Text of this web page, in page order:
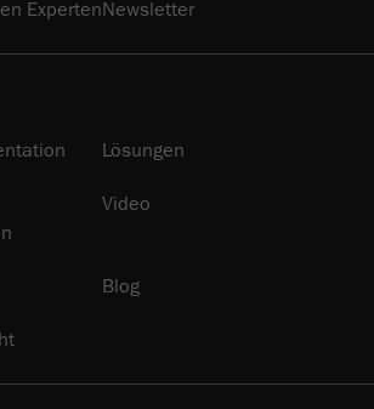
ExpertenNewsletter
Lösungen
Video
Blog